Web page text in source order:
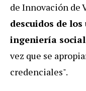
de Innovación de
descuidos de
ingeniería
vez que se
credenciales".